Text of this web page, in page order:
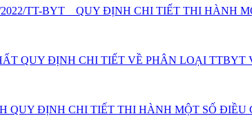
TT-BYT _ QUY ĐỊNH CHI TIẾT THI HÀNH
QUY ĐỊNH CHI TIẾT VỀ PHÂN LOẠI TTBYT
QUY ĐỊNH CHI TIẾT THI HÀNH MỘT SỐ